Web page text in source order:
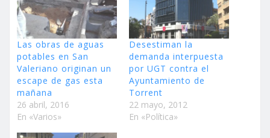
Las obras de aguas
potables en San
Valeriano originan un
escape de gas esta
mañana
26 abril, 2016
En «Varios»
Desestiman la
demanda interpuesta
por UGT contra el
Ayuntamiento de
Torrent
22 mayo, 2012
En «Política»